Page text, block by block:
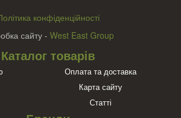
конфіденційності
сайту - West East Group
Каталог товарів
Оплата та доставка
Карта сайту
Статті